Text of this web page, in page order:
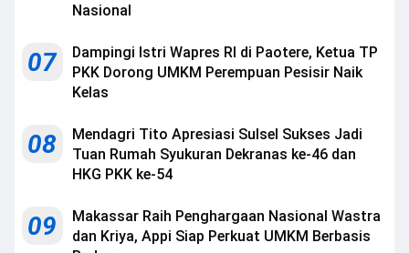
Nasional
07
Dampingi Istri Wapres RI di Paotere, Ketua TP
PKK Dorong UMKM Perempuan Pesisir Naik
Kelas
08
Mendagri Tito Apresiasi Sulsel Sukses Jadi
Tuan Rumah Syukuran Dekranas ke-46 dan
HKG PKK ke-54
09
Makassar Raih Penghargaan Nasional Wastra
dan Kriya, Appi Siap Perkuat UMKM Berbasis